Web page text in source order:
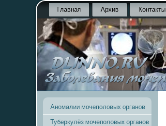
Главная Архив Контакты
Аномалии мочеполовых органов
Туберкулёз мочеполовых органов